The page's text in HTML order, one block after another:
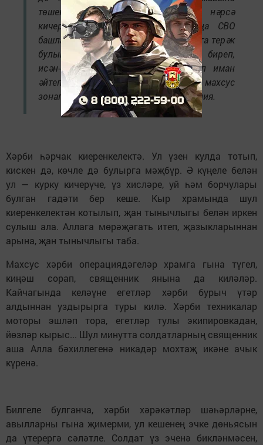
төшендем. Сугышчыларның нәрсә
кичергәнен яхшы белә идем, шуңа СВО
башлангач читтә кала алмадым. Аларга терәк
булып, сугышка кергәндә бәхиллек биреп,
исән-сау йөрүләрен теләп, бергәләп иман
әйтеп, ышанычларын ныгыту өчен махсус
зонага килдем, — дип сөйләде отец Илия.
Хәрби һәрчак киеренкелектә. Ул үзен кулда тотып,
кискен дә, көчле дә булырга мәҗбүр. Ә күңеле белән
ул — курку кичерүче, үз хисләре, уй һәм борчулары
булган гадәти бер кеше. Кыр храмында шул
киеренкелектән котылып, җан тынычлыгы белән иркен
сулыш ала. Аллага мөрәҗәгать итеп, җазыкларыннан
арына, җан тынычлыгы таба.
Махсус хәрби операциядәгеләр храмга гына түгел,
киңәш сорап, священник янына да киләләр.
Кайчагында келәүне егетләр хәрби бурыч үтәр
алдыннан уздырырга туры килә. Хәрби техникалар
моторы эшләп тора, егетләр тулы экипировкадан,
йөзләр кырыс... Шул минутта солдатларның священник
аша Алла бәхиллегенә никадәр мохтаҗ икәне ачык
күренә.
Билгеле булганча, хәрби хәрәкәтләр шәһәрләрне,
авылларны гына җимерми, ул кешенең эчке дөньясын
да үтерергә сәләтле. Солдат үз эченә бикләнмәсен,